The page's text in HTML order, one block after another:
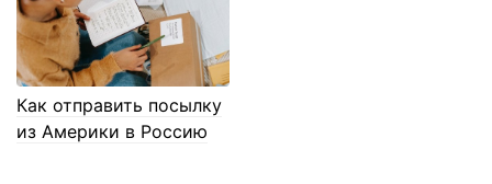
Как отправить посылку
из Америки в Россию